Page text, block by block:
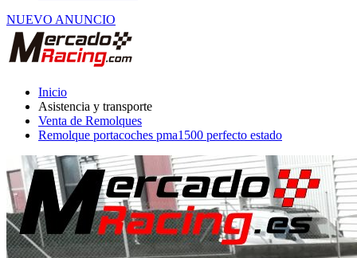
NUEVO ANUNCIO
Inicio
Asistencia y transporte
Venta de Remolques
Remolque portacoches pma1500 perfecto estado